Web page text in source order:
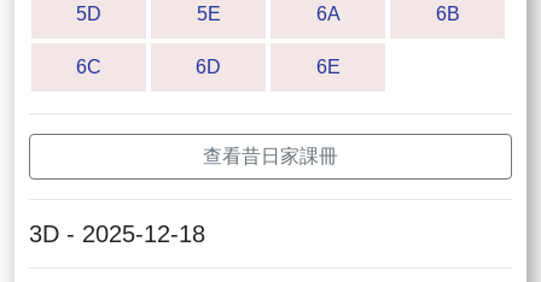
5D 5E 6A 6B
6C 6D 6E
查看昔日家課冊
3D - 2025-12-18